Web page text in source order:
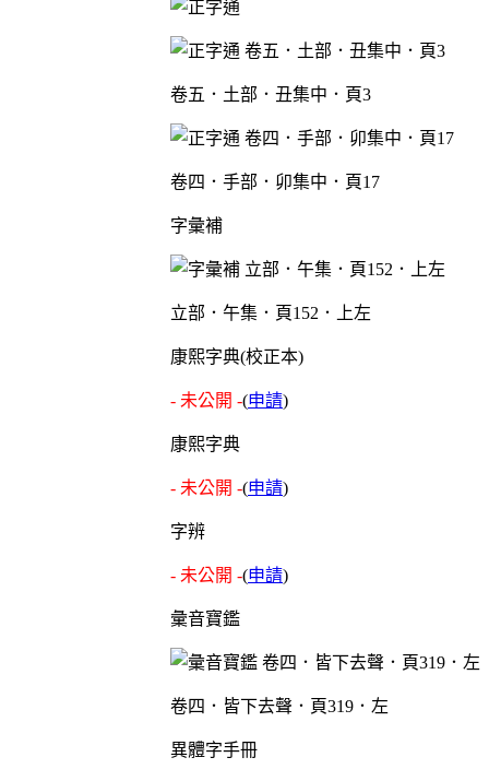
卷五．土部．丑集中．頁3
卷四．手部．卯集中．頁17
字彙補
立部．午集．頁152．上左
康熙字典(校正本)
- 未公開 -(申請)
康熙字典
- 未公開 -(申請)
字辨
- 未公開 -(申請)
彙音寶鑑
卷四．皆下去聲．頁319．左
異體字手冊